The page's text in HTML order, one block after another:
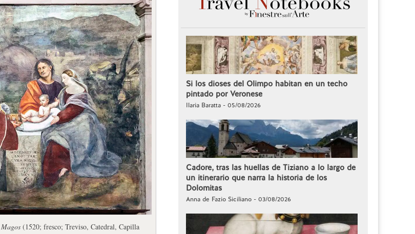
(1520; fresco; Treviso, Catedral, Capilla
Si los dioses del Olimpo habitan en un techo
pintado por Veronese
Ilaria Baratta - 05/08/2026
Cadore, tras las huellas de Tiziano a lo largo de
un itinerario que narra la historia de los
Dolomitas
Anna de Fazio Siciliano - 03/08/2026